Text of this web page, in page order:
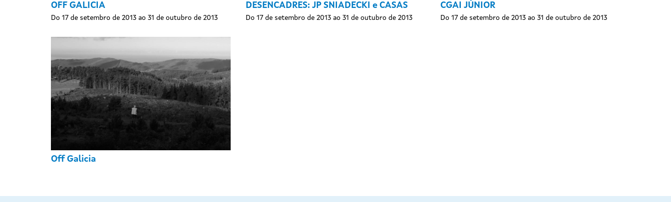
OFF GALICIA
Do 17 de setembro de 2013 ao 31 de outubro de 2013
DESENCADRES: JP SNIADECKI e CASAS
Do 17 de setembro de 2013 ao 31 de outubro de 2013
CGAI JÚNIOR
Do 17 de setembro de 2013 ao 31 de outubro de 2013
Off Galicia